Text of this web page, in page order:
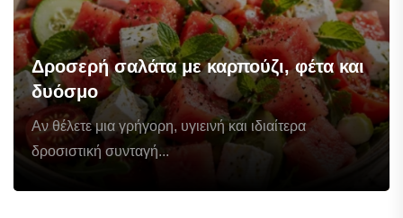
Δροσερή σαλάτα με καρπούζι, φέτα και
δυόσμο
Αν θέλετε μια γρήγορη, υγιεινή και ιδιαίτερα
δροσιστική συνταγή...